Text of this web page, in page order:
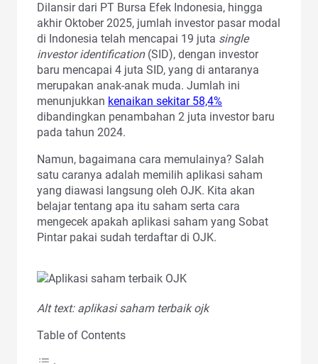
Dilansir dari PT Bursa Efek Indonesia, hingga
akhir Oktober 2025, jumlah investor pasar modal
di Indonesia telah mencapai 19 juta single
investor identification(SID), dengan investor
baru mencapai 4 juta SID, yang di antaranya
merupakan anak-anak muda. Jumlah ini
menunjukkan kenaikan sekitar 58,4%
dibandingkan penambahan 2 juta investor baru
pada tahun 2024.
Namun, bagaimana cara memulainya? Salah
satu caranya adalah memilih aplikasi saham
yang diawasi langsung oleh OJK. Kita akan
belajar tentang apa itu saham serta cara
mengecek apakah aplikasi saham yang Sobat
Pintar pakai sudah terdaftar di OJK.
Alt text: aplikasi saham terbaik ojk
Table of Contents